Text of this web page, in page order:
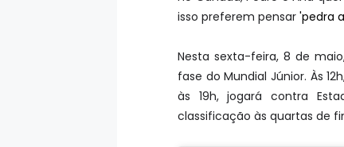
isso preferem pensar 'pedra
Nesta sexta-feira, 8 de
fase do Mundial Júnior. Às
às 19h, jogará contra
classificação às quartas de